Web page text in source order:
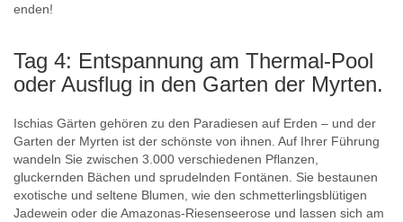
enden!
Tag 4: Entspannung am Thermal-Pool
oder Ausflug in den Garten der Myrten.
Ischias Gärten gehören zu den Paradiesen auf Erden – und der
Garten der Myrten ist der schönste von ihnen. Auf Ihrer Führung
wandeln Sie zwischen 3.000 verschiedenen Pflanzen,
gluckernden Bächen und sprudelnden Fontänen. Sie bestaunen
exotische und seltene Blumen, wie den schmetterlingsblütigen
Jadewein oder die Amazonas-Riesenseerose und lassen sich am